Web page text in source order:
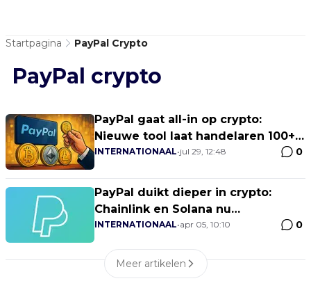
Startpagina PayPal Crypto
PayPal crypto
PayPal gaat all-in op crypto:
Nieuwe tool laat handelaren 100+
munten accepteren!
INTERNATIONAAL•jul 29, 12:48 0
PayPal duikt dieper in crypto:
Chainlink en Solana nu
beschikbaar in de VS!
INTERNATIONAAL•apr 05, 10:10 0
Meer artikelen